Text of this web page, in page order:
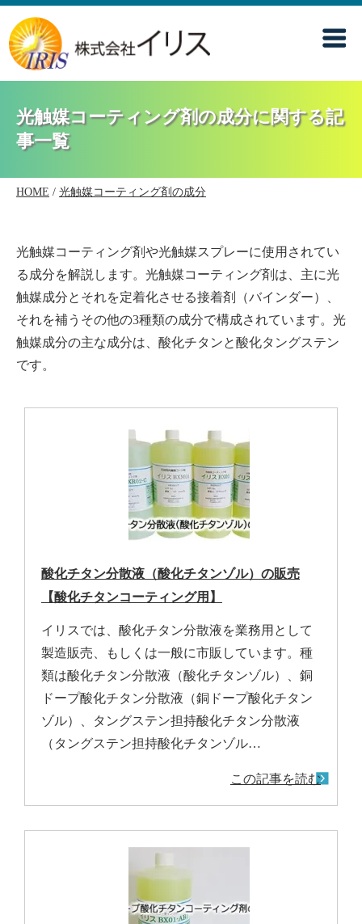
光触媒コーティング剤の成分に関する記
事一覧
HOME / 光触媒コーティング剤の成分
光触媒コーティング剤や光触媒スプレーに使用されてい
る成分を解説します。光触媒コーティング剤は、主に光
触媒成分とそれを定着化させる接着剤（バインダー）、
それを補うその他の3種類の成分で構成されています。光
触媒成分の主な成分は、酸化チタンと酸化タングステン
です。
酸化チタン分散液（酸化チタンゾル）の販売
【酸化チタンコーティング用】
イリスでは、酸化チタン分散液を業務用として
製造販売、もしくは一般に市販しています。種
類は酸化チタン分散液（酸化チタンゾル）、銅
ドープ酸化チタン分散液（銅ドープ酸化チタン
ゾル）、タングステン担持酸化チタン分散液
（タングステン担持酸化チタンゾル…
この記事を読む